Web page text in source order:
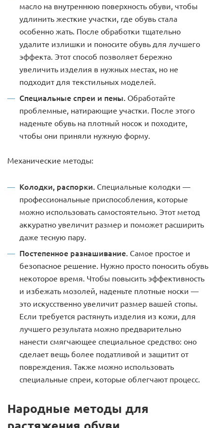
масло на внутреннюю поверхность обуви, чтобы
удлинить жесткие участки, где обувь стала
особенно жать. После обработки тщательно
удалите излишки и поносите обувь для лучшего
эффекта. Этот способ позволяет бережно
увеличить изделия в нужных местах, но не
подходит для текстильных моделей.
Специальные спреи и пены. Обработайте
проблемные, натирающие участки. После этого
наденьте обувь на плотный носок и походите,
чтобы они приняли нужную форму.
Механические методы:
Колодки, распорки. Специальные колодки —
профессиональные приспособления, которые
можно использовать самостоятельно. Этот метод
аккуратно увеличит размер и поможет расширить
даже тесную пару.
Постепенное разнашивание.Самое простое и
безопасное решение. Нужно просто поносить обувь
некоторое время. Чтобы повысить эффективность
и избежать мозолей, наденьте плотные носки —
это искусственно увеличит размер вашей стопы.
Если требуется растянуть изделия из кожи, для
лучшего результата можно предварительно
нанести смягчающее специальное средство: оно
сделает вещь более податливой и защитит от
повреждения. Также можно использовать
специальные спреи, которые облегчают процесс.
Народные методы для